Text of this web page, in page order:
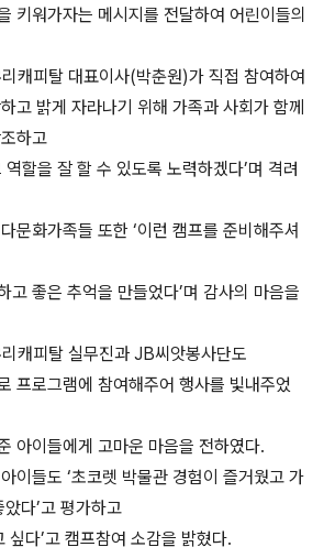
키워가자는 메시지를 전달하여 어린이들의
캐피탈 대표이사(박춘원)가 직접 참여하여
고 밝게 자라나기 위해 가족과 사회가 함께
하고
역할을 잘 할 수 있도록 노력하겠다’며 격려
문화가족들 또한 ‘이런 캠프를 준비해주셔
고 좋은 추억을 만들었다’며 감사의 마음을
캐피탈 실무진과 JB씨앗봉사단도
프로그램에 참여해주어 행사를 빛내주었
아이들에게 고마운 마음을 전하였다.
이들도 ‘초코렛 박물관 경험이 즐거웠고 가
았다’고 평가하고
싶다’고 캠프참여 소감을 밝혔다.